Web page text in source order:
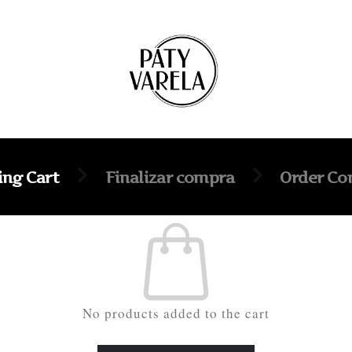
Cart Finalizar compra Order
No products added to the cart